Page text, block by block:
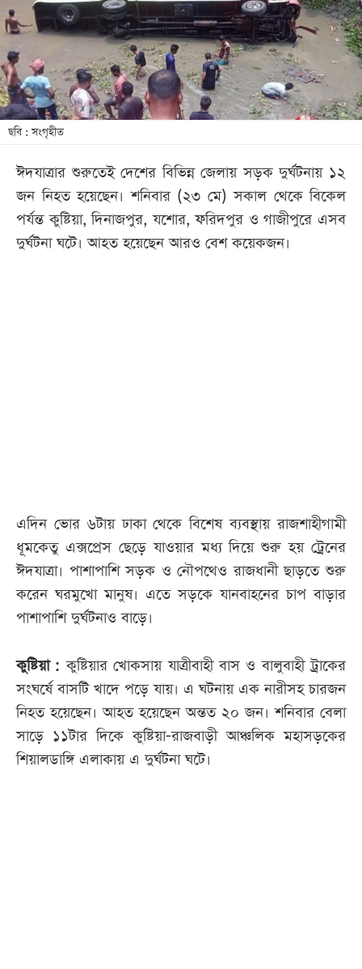
খেলা
বিনোদন
লাইফ
স্টাইল
শিক্ষা
বিভাগ
ছবি
ছবি : সংগৃহীত
ঈদযাত্রার শুরুতেই দেশের বিভিন্ন জেলায় সড়ক দুর্ঘটনায় ১২
জন নিহত হয়েছেন। শনিবার (২৩ মে) সকাল থেকে বিকেল
পর্যন্ত কুষ্টিয়া, দিনাজপুর, যশোর, ফরিদপুর ও গাজীপুরে এসব
দুর্ঘটনা ঘটে। আহত হয়েছেন আরও বেশ কয়েকজন।
এদিন ভোর ৬টায় ঢাকা থেকে বিশেষ ব্যবস্থায় রাজশাহীগামী
ধূমকেতু এক্সপ্রেস ছেড়ে যাওয়ার মধ্য দিয়ে শুরু হয় ট্রেনের
ঈদযাত্রা। পাশাপাশি সড়ক ও নৌপথেও রাজধানী ছাড়তে শুরু
করেন ঘরমুখো মানুষ। এতে সড়কে যানবাহনের চাপ বাড়ার
পাশাপাশি দুর্ঘটনাও বাড়ে।
কুষ্টিয়া :কুষ্টিয়ার খোকসায় যাত্রীবাহী বাস ও বালুবাহী ট্রাকের
সংঘর্ষে বাসটি খাদে পড়ে যায়। এ ঘটনায় এক নারীসহ চারজন
নিহত হয়েছেন। আহত হয়েছেন অন্তত ২০ জন। শনিবার বেলা
সাড়ে ১১টার দিকে কুষ্টিয়া-রাজবাড়ী আঞ্চলিক মহাসড়কের
শিয়ালডাঙ্গি এলাকায় এ দুর্ঘটনা ঘটে।